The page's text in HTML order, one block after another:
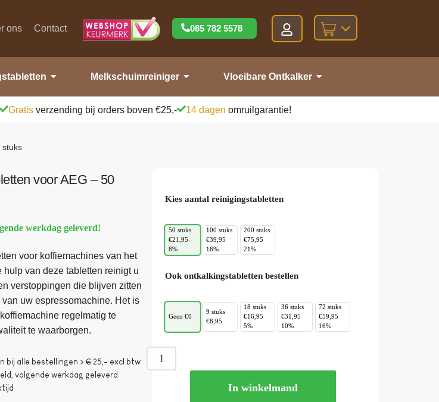
ons Contact 085 782 5578
Melkschuimreiniger Vloeibare Ontkalker
Gratis verzending bij orders boven €25,- 14 dagen omruilgarantie!
stuks
voor AEG – 50
werkdag geleverd!
voor koffiemachines van het
hulp van deze tabletten reinigt u
verstoppingen die blijven zitten
uw espressomachine. Het is
regelmatig te
te waarborgen.
bij alle bestellingen > € 25,- excl btw
volgende werkdag geleverd
Kies aantal reinigingstabletten
50 stuks
€21,95
8%
100 stuks
€39,95
16%
200 stuks
€75,95
21%
Ook ontkalkingstabletten bestellen
Geen €0
9 stuks
€8,95
18 stuks
€16,95
5%
36 stuks
€31,95
10%
72 stuks
€59,95
16%
In winkelmand